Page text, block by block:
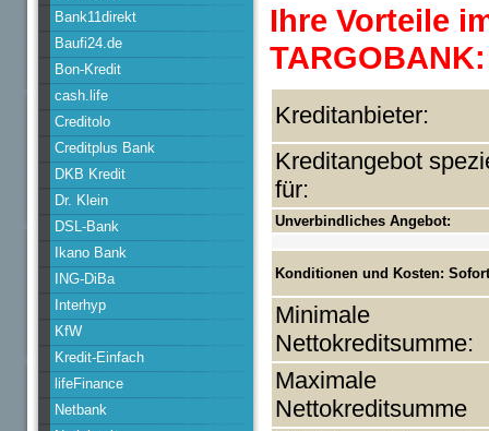
Bank11direkt
Baufi24.de
Bon-Kredit
cash.life
Creditolo
Creditplus Bank
DKB Kredit
Dr. Klein
DSL-Bank
Ikano Bank
ING-DiBa
Interhyp
KfW
Kredit-Einfach
lifeFinance
Netbank
Ihre Vorteile
TARGOBANK:
Kreditanbieter:
Kreditangebot
für:
Unverbindliches Angebot:
Konditionen und Kosten:
Minimale
Nettokreditsumme:
Maximale
Nettokreditsumme